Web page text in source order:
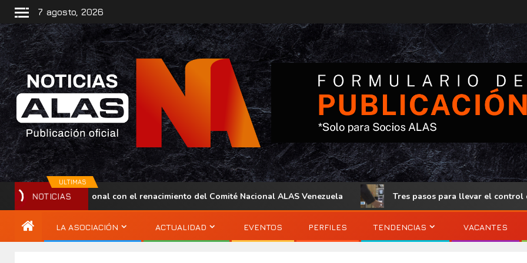
7 agosto, 2026
ULTIMAS
NOTICIAS
presencia regional con el renacimiento del Comité Nacional ALAS Venezuela Tres pasos para llevar el control de
LA ASOCIACIÓN ACTUALIDAD EVENTOS PERFILES TENDENCIAS VACANTES